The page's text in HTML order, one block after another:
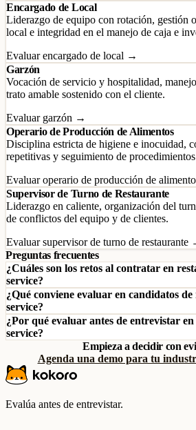
Encargado de Local
Liderazgo de equipo con rotación, gestión
local e integridad en el manejo de caja e
Evaluar encargado de local →
Garzón
Vocación de servicio y hospitalidad,
trato amable sostenido con el cliente.
Evaluar garzón →
Operario de Producción de Alimentos
Disciplina estricta de higiene e inocuidad,
repetitivas y seguimiento de
Evaluar operario de producción de
Supervisor de Turno de Restaurante
Liderazgo en caliente, organización del
de conflictos del equipo y de clientes.
Evaluar supervisor de turno de restaurante
Preguntas frecuentes
¿Cuáles son los retos al contratar en
service?
¿Qué conviene evaluar en candidatos
service?
¿Por qué evaluar antes de entrevistar
service?
Empieza a decidir con
Agenda una demo para tu
Evalúa antes de entrevistar.